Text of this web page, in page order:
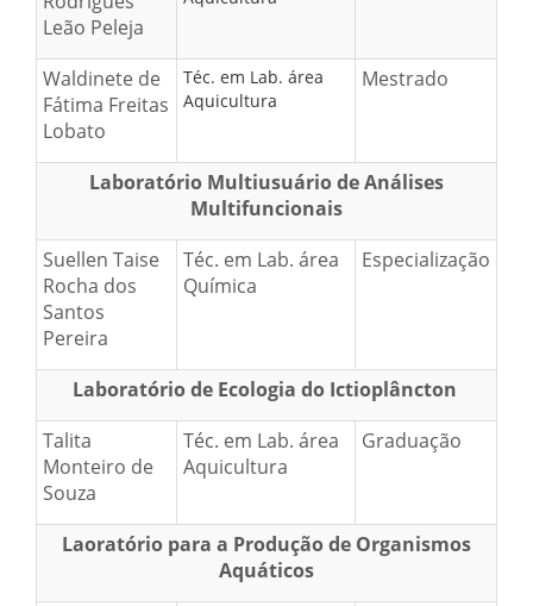
Leão Peleja
Waldinete de
Fátima Freitas
Lobato
Téc. em Lab. área
Aquicultura
Mestrado
Laboratório Multiusuário de Análises
Multifuncionais
Suellen Taise
Rocha dos
Santos
Pereira
Téc. em Lab. área
Química
Especialização
Laboratório de Ecologia do Ictioplâncton
Talita
Monteiro de
Souza
Téc. em Lab. área
Aquicultura
Graduação
Laoratório para a Produção de Organismos
Aquáticos